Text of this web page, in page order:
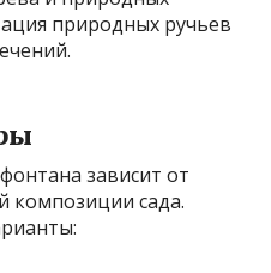
природных ручьев
зависит от
композиции сада.